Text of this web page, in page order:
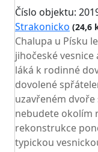
Číslo objektu:
Strakonicko (24,6
Chalupa u Písku
jihočeské
láká k rodinné
dovolené
uzavřeném dvoře
nebudete okolím
rekonstrukce
typickou